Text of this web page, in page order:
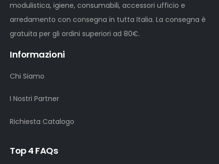
modulistica, igiene, consumabili, accessori ufficio e
arredamento con consegna in tutta Italia. La consegna è
gratuita per gli ordini superiori ad 80€.
Informazioni
Chi Siamo
I Nostri Partner
Richiesta Catalogo
Top 4 FAQs